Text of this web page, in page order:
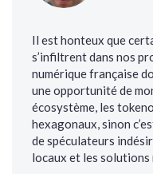
Il est honteux que
s’infiltrent dans nos
numérique française
une opportunité de
écosystème, les
hexagonaux, sinon
de spéculateurs
locaux et les solutions